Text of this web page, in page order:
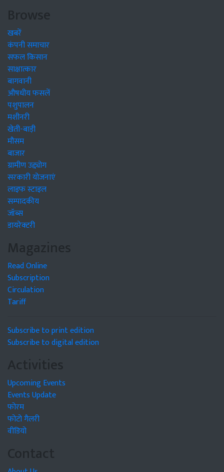
Browse
खबरें
कंपनी समाचार
सफल किसान
साक्षात्कार
बागवानी
औषधीय फसलें
पशुपालन
मशीनरी
खेती-बाड़ी
मौसम
बाजार
ग्रामीण उद्द्योग
सरकारी योजनाएं
लाइफ स्टाइल
सम्पादकीय
जॉब्स
डायरेक्टरी
Magazines
Read Online
Subscription
Circulation
Tariff
Subscribe to print edition
Subscribe to digital edition
Activities
Upcoming Events
Events Update
फोरम
फोटो गैलरी
वीडियो
Contact